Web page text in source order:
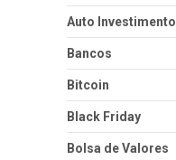
Auto Investimento
Bancos
Bitcoin
Black Friday
Bolsa de Valores